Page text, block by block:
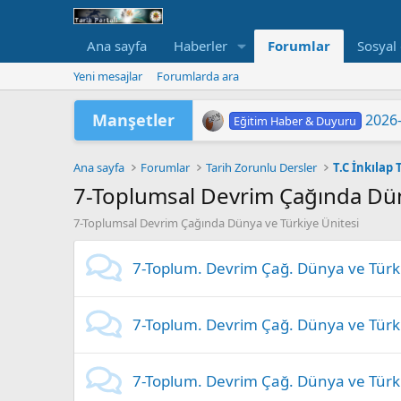
Ana sayfa Haberler Forumlar
Yeni mesajlar Forumlarda ara
Manşetler
Eğitim Haber & Duyuru
Eğitim Haber & Duyuru
Eğitim Haber & Duyuru
Eğitim Haber & Duyuru LGS
TÜRKİYE YÜZYILI
Eğitim Haber & Duyuru
2026 Yükseköğretim
Eğitim Haber & Duyuru
Eğitim Haber & Duyuru
2026 HAZİRAN DÖNEMİ
Ana sayfa Forumlar Tarih Zorunlu Dersler T.C
7-Toplumsal Devrim Çağında
7-Toplumsal Devrim Çağında Dünya ve Türkiye Ünitesi
7-Toplum. Devrim Çağ. Dünya ve
7-Toplum. Devrim Çağ. Dünya ve
7-Toplum. Devrim Çağ. Dünya ve